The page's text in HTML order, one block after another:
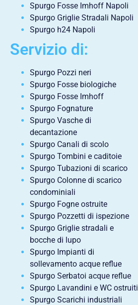
Spurgo Fosse Imhoff Napoli
Spurgo Griglie Stradali Napoli
Spurgo h24 Napoli
Servizio di:
Spurgo Pozzi neri
Spurgo Fosse biologiche
Spurgo Fosse Imhoff
Spurgo Fognature
Spurgo Vasche di
decantazione
Spurgo Canali di scolo
Spurgo Tombini e caditoie
Spurgo Tubazioni di scarico
Spurgo Colonne di scarico
condominiali
Spurgo Fogne ostruite
Spurgo Pozzetti di ispezione
Spurgo Griglie stradali e
bocche di lupo
Spurgo Impianti di
sollevamento acque reflue
Spurgo Serbatoi acque reflue
Spurgo Lavandini e WC ostruiti
Spurgo Scarichi industriali